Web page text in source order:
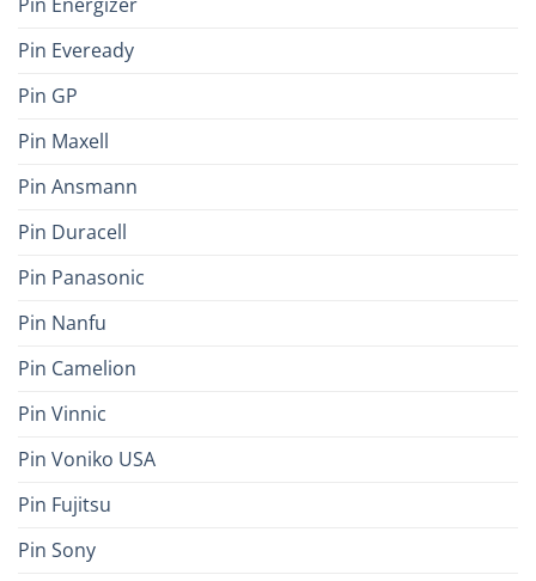
Pin Eveready
Pin GP
Pin Maxell
Pin Ansmann
Pin Duracell
Pin Panasonic
Pin Nanfu
Pin Camelion
Pin Vinnic
Pin Voniko USA
Pin Fujitsu
Pin Sony